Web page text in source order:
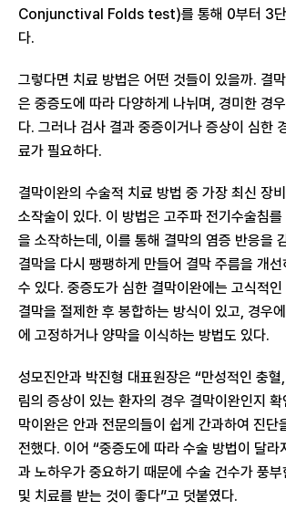
Conjunctival Folds test)를 통해 0부터 3단
다.
그렇다면 치료 방법은 어떤 것들이 있을까. 결
은 중증도에 따라 다양하게 나뉘며, 경미한 경
다. 그러나 검사 결과 중증이거나 증상이 심한
료가 필요하다.
결막이완의 수술적 치료 방법 중 가장 최신 장
소작술이 있다. 이 방법은 고주파 전기수술침
을 소작하는데, 이를 통해 결막의 염증 반응을
결막을 다시 팽팽하게 만들어 결막 주름을 개
수 있다. 중증도가 심한 결막이완에는 고식적
결막을 절제한 후 봉합하는 방식이 있고, 경우
에 고정하거나 양막을 이식하는 방법도 있다.
성모진안과 박진형 대표원장은 “만성적인 충
림의 증상이 있는 환자의 경우 결막이완인지
막이완은 안과 전문의들이 쉽게 간과하여 진단
전했다. 이어 “중증도에 따라 수술 방법이 달라
과 노하우가 중요하기 때문에 수술 건수가 풍
및 치료를 받는 것이 좋다”고 덧붙였다.